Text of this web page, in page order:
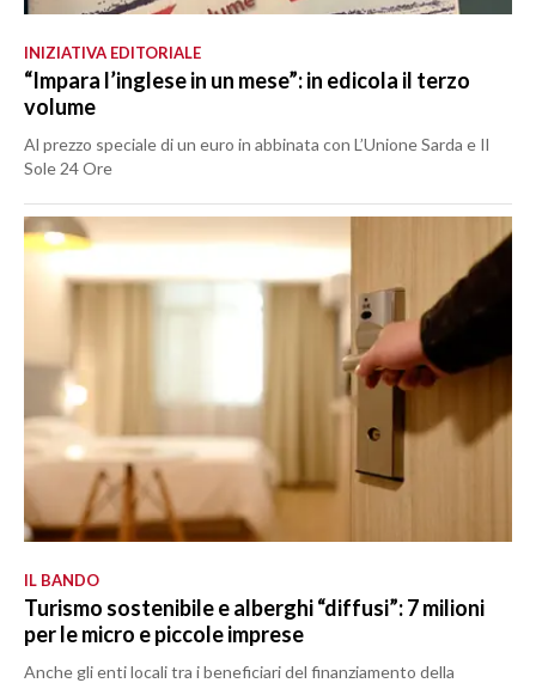
INIZIATIVA EDITORIALE
“Impara l’inglese in un mese”: in edicola il terzo
volume
Al prezzo speciale di un euro in abbinata con L’Unione Sarda e Il
Sole 24 Ore
IL BANDO
Turismo sostenibile e alberghi “diffusi”: 7 milioni
per le micro e piccole imprese
Anche gli enti locali tra i beneficiari del finanziamento della